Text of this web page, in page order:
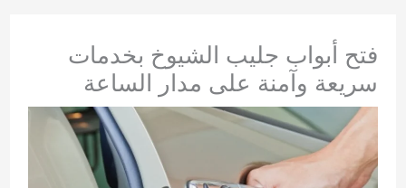
فتح أبواب جليب الشيوخ بخدمات
سريعة وآمنة على مدار الساعة